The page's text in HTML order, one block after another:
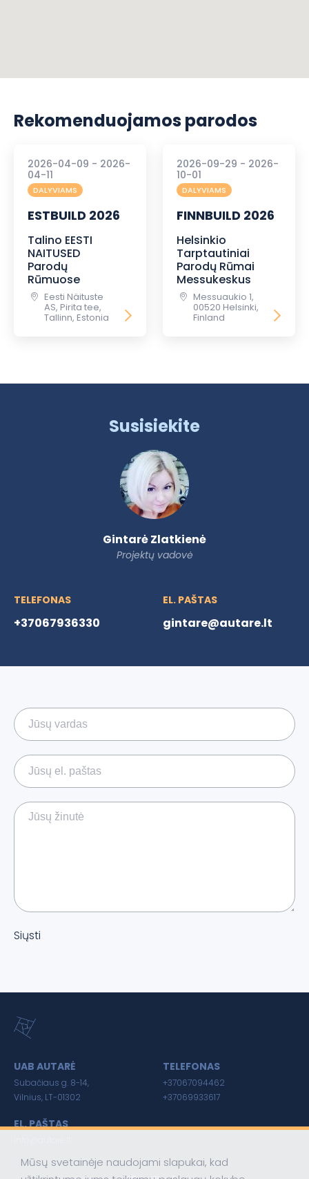
Rekomenduojamos parodos
2026-04-09 - 2026-
04-11
DALYVIAMS
ESTBUILD 2026
Talino EESTI
NAITUSED
Parodų
Rūmuose
Eesti Näituste
AS, Pirita tee,
Tallinn, Estonia
2026-09-29 - 2026-
10-01
DALYVIAMS
FINNBUILD 2026
Helsinkio
Tarptautiniai
Parodų Rūmai
Messukeskus
Messuaukio 1,
00520 Helsinki,
Finland
Susisiekite
Gintarė Zlatkienė
Projektų vadovė
TELEFONAS
+37067936330
EL. PAŠTAS
gintare@autare.lt
Siųsti
UAB AUTARĖ
Subačiaus g. 8-14,
Vilnius, LT-01302
TELEFONAS
+37067094462
+37069933617
EL. PAŠTAS
Mūsų svetainėje naudojami slapukai, kad